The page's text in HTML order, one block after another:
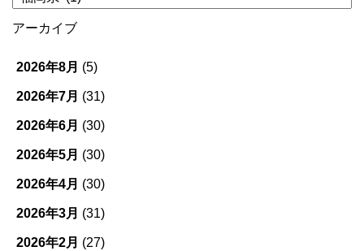
テ
ゴ
ー
アーカイブ
2026年8月 (5)
2026年7月 (31)
2026年6月 (30)
2026年5月 (30)
2026年4月 (30)
2026年3月 (31)
2026年2月 (27)